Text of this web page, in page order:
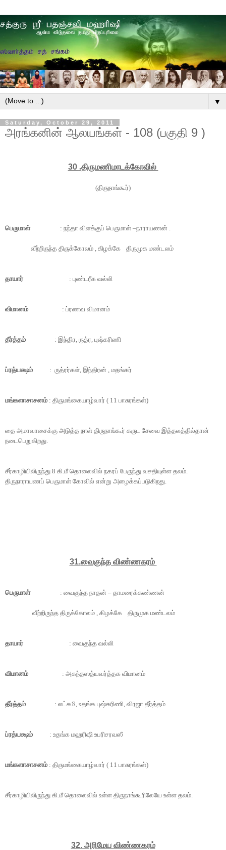
▼
Saturday, October 29, 2011
அரங்கனின் ஆலயங்கள் - 108 (பகுதி 9 )
30 .திருமணிமாடக்கோவில்
(திருநாங்கூர்)
பெருமாள் : நந்தா விளக்குப் பெருமாள் –நாராயணன் .
வீற்றிருந்த திருக்கோலம் , கிழக்கே திருமுக மண்டலம்
தாயார் : புண்டரீக வல்லி
விமானம் : ப்ரணவ விமானம்
தீர்த்தம் : இந்திர, ருத்ர, புஷ்கரிணி
ப்ரத்யக்ஷம் : ருத்ரர்கள், இந்திரன் , மதங்கர்
மங்களாசாசனம் : திருமங்கையாழ்வார் ( 11 பாசுரங்கள்)
தை அமாவாசைக்கு அடுத்த நாள் திருநாங்கூர் கருட சேவை இத்தலத்தில்தான்
நடைபெறுகிறது.
சீர்காழியிலிருந்து 8 கி.மீ தொலைவில் நகரப் பேருந்து வசதியுள்ள தலம்.
திருநாராயணப் பெருமாள் கோவில் என்று அழைக்கப்படுகிறது.
31.வைகுந்த விண்ணகரம்
பெருமாள் : வைகுந்த நாதன் – தாமரைக்கண்ணன்
வீற்றிருந்த திருக்கோலம் , கிழக்கே திருமுக மண்டலம்
தாயார் : வைகுந்த வல்லி
விமானம் : அகந்தஸத்யவர்த்தக விமானம்
தீர்த்தம் : லட்சுமி, உதங்க புஷ்கரிணி, விரஜா தீர்த்தம்
ப்ரத்யக்ஷம் : உதங்க மஹரிஷி உபரிசரவஸீ
மங்களாசாசனம் : திருமங்கையாழ்வார் ( 11 பாசுரங்கள்)
சீர்காழியிலிருந்து கி.மீ தொலைவில் உள்ள திருநாங்கூரிலேயே உள்ள தலம்.
32. அரிமேய விண்ணகரம்